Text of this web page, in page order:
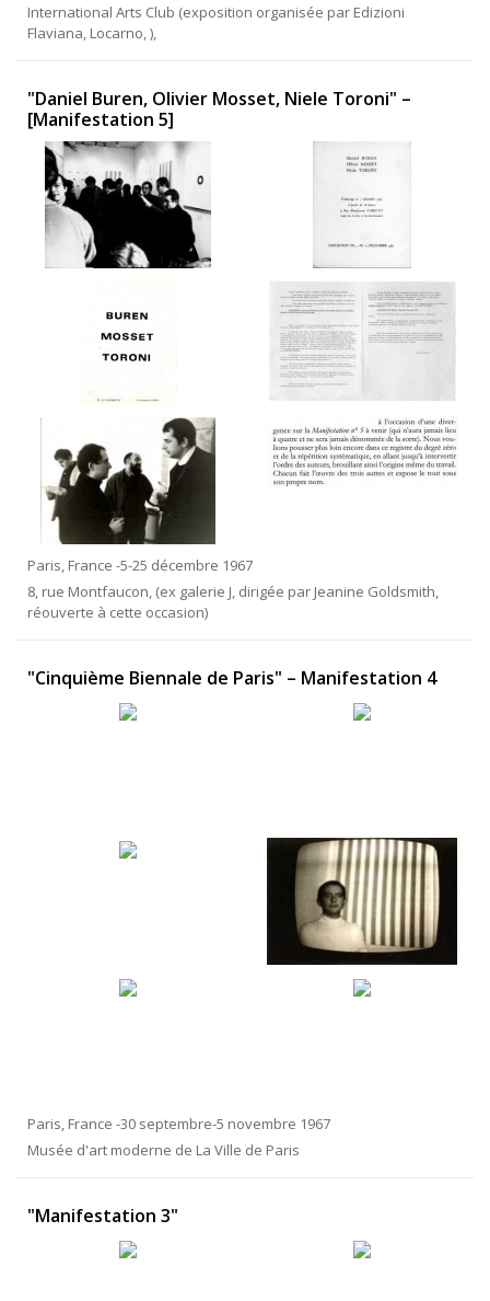
International Arts Club (exposition organisée par Edizioni
Flaviana, Locarno, ),
"Daniel Buren, Olivier Mosset, Niele Toroni" –
[Manifestation 5]
Paris, France -5-25 décembre 1967
8, rue Montfaucon, (ex galerie J, dirigée par Jeanine Goldsmith,
réouverte à cette occasion)
"Cinquième Biennale de Paris" – Manifestation 4
Paris, France -30 septembre-5 novembre 1967
Musée d'art moderne de La Ville de Paris
"Manifestation 3"